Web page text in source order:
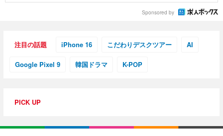
Sponsored by
注目の話題 iPhone 16 こだわりデスクツアー AI
Google Pixel 9 韓国ドラマ K-POP
PICK UP